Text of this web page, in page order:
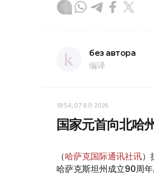
без автора
编译
18:54, 07 8月 2026
国家元首向北哈
（哈萨克国际通讯社讯）
哈萨克斯坦州成立90周年